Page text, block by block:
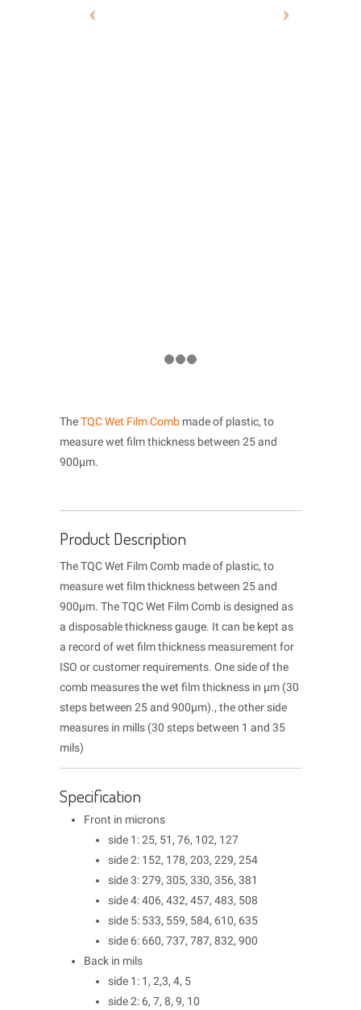
TheTQC Wet Film Comb made of plastic, to
measure wet film thickness between 25 and
900μm.
Product Description
The TQC Wet Film Comb made of plastic, to
measure wet film thickness between 25 and
900μm. The TQC Wet Film Comb is designed as
a disposable thickness gauge. It can be kept as
a record of wet film thickness measurement for
ISO or customer requirements. One side of the
comb measures the wet film thickness in μm (30
steps between 25 and 900μm)., the other side
measures in mills (30 steps between 1 and 35
mils)
Specification
Front in microns
side 1: 25, 51, 76, 102, 127
side 2: 152, 178, 203, 229, 254
side 3: 279, 305, 330, 356, 381
side 4: 406, 432, 457, 483, 508
side 5: 533, 559, 584, 610, 635
side 6: 660, 737, 787, 832, 900
Back in mils
side 1: 1, 2,3, 4, 5
side 2: 6, 7, 8, 9, 10